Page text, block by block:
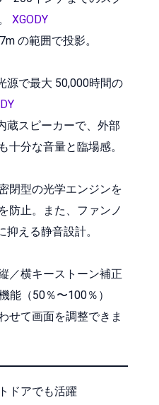
XGODY
の範囲で投影。
源で最大 50,000時間の
蔵スピーカーで、外部
十分な音量と臨場感。
密閉型の光学エンジンを
防止。また、ファンノ
抑える静音設計。
／横キーストーン補正
能（50％〜100％）
せて画面を調整できま
ドアでも活躍